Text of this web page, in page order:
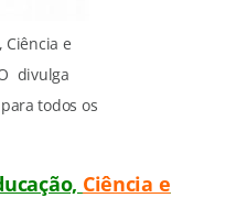
Ciência e
divulga
todos os
Ciência e